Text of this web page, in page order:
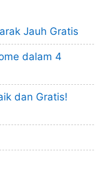
Jauh Gratis
dalam 4
dan Gratis!